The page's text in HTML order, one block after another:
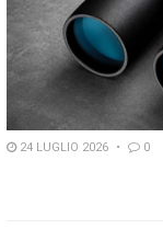
24 LUGLIO 2026 0